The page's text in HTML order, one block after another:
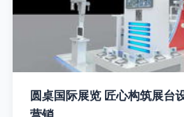
圆桌国际展览 匠心构筑展台